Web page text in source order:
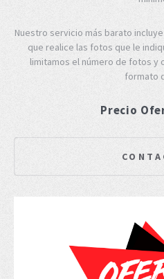
Nuestro servicio más barato
que realice las fotos que le
limitamos el número de fotos y
formato
Precio